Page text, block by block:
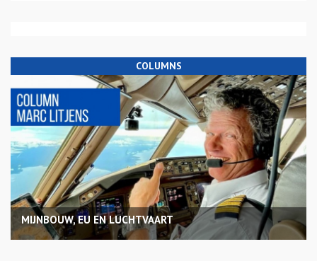
COLUMNS
MIJNBOUW, EU EN LUCHTVAART